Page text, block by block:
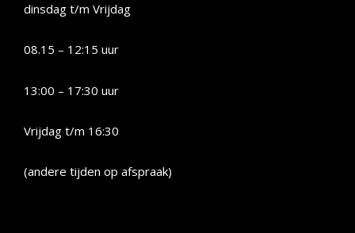
dinsdag t/m Vrijdag
08.15 – 12:15 uur
13:00 – 17:30 uur
Vrijdag t/m 16:30
(andere tijden op afspraak)